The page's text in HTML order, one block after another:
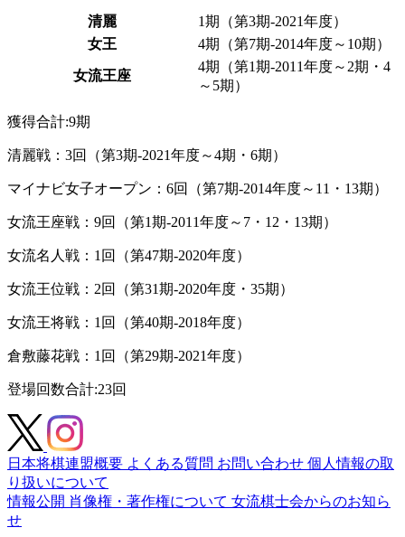
清麗
1期（第3期-2021年度）
女王
4期（第7期-2014年度～10期）
女流王座
4期（第1期-2011年度～2期・4
～5期）
獲得合計:9期
清麗戦：3回（第3期-2021年度～4期・6期）
マイナビ女子オープン：6回（第7期-2014年度～11・13期）
女流王座戦：9回（第1期-2011年度～7・12・13期）
女流名人戦：1回（第47期-2020年度）
女流王位戦：2回（第31期-2020年度・35期）
女流王将戦：1回（第40期-2018年度）
倉敷藤花戦：1回（第29期-2021年度）
登場回数合計:23回
日本将棋連盟概要 よくある質問 お問い合わせ 個人情報の取
り扱いについて
情報公開 肖像権・著作権について 女流棋士会からのお知ら
せ